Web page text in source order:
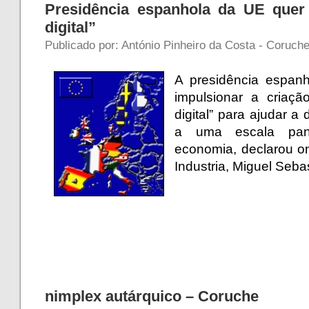
Presidência espanhola da UE
digital”
Publicado por: António Pinheiro da Costa -
A presidência
impulsionar a
digital” para ajudar a
a uma escala
economia, declarou
Industria, Miguel
nimplex autárquico – Coruche